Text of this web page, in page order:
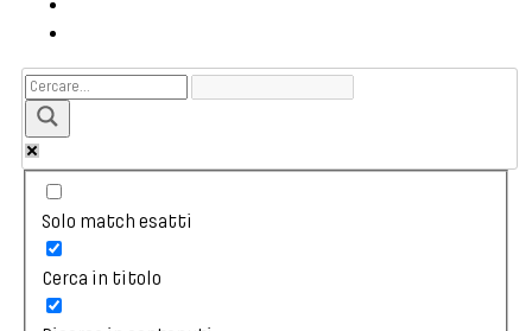
Solo match esatti
Cerca in titolo